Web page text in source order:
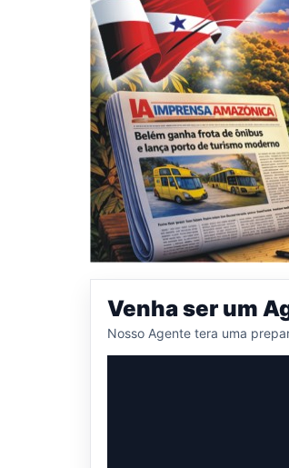
Venha ser um
Nosso Agente tera uma